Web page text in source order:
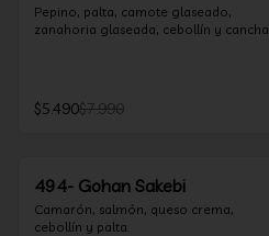
Pepino, palta, camote glaseado,
zanahoria glaseada, cebollín y cancha.
$5.490$7.990
494- Gohan Sakebi
Camarón, salmón, queso crema,
cebollín y palta.